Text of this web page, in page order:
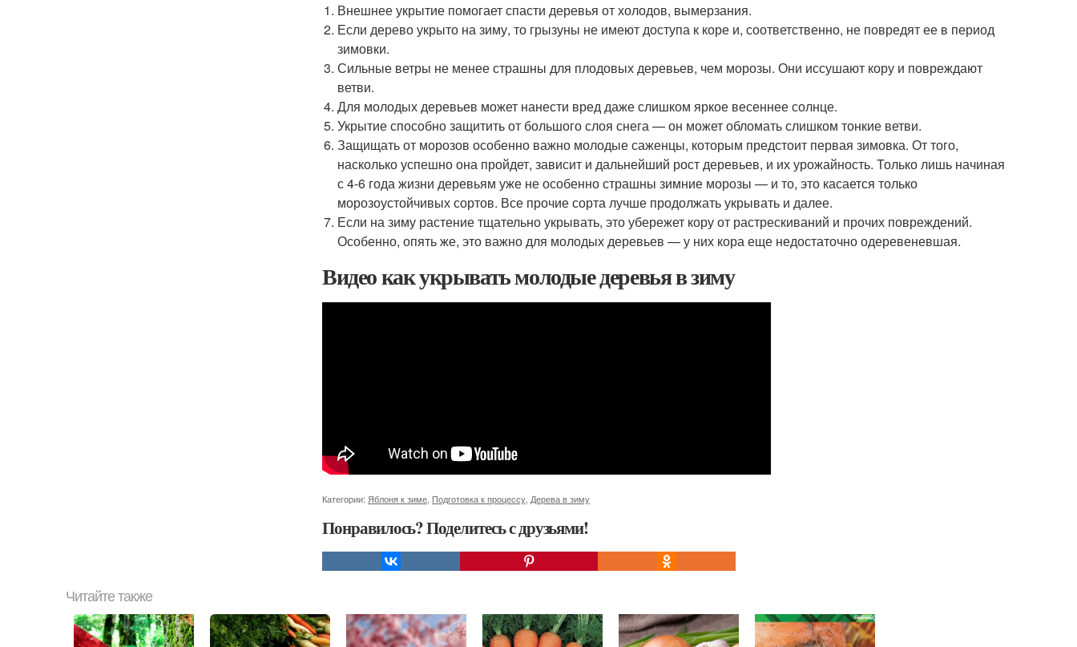
Внешнее укрытие помогает спасти деревья от холодов, вымерзания.
Если дерево укрыто на зиму, то грызуны не имеют доступа к коре и, соответственно, не повредят ее в период
зимовки.
Сильные ветры не менее страшны для плодовых деревьев, чем морозы. Они иссушают кору и повреждают
ветви.
Для молодых деревьев может нанести вред даже слишком яркое весеннее солнце.
Укрытие способно защитить от большого слоя снега — он может обломать слишком тонкие ветви.
Защищать от морозов особенно важно молодые саженцы, которым предстоит первая зимовка. От того,
насколько успешно она пройдет, зависит и дальнейший рост деревьев, и их урожайность. Только лишь начиная
с 4-6 года жизни деревьям уже не особенно страшны зимние морозы — и то, это касается только
морозоустойчивых сортов. Все прочие сорта лучше продолжать укрывать и далее.
Если на зиму растение тщательно укрывать, это убережет кору от растрескиваний и прочих повреждений.
Особенно, опять же, это важно для молодых деревьев — у них кора еще недостаточно одеревеневшая.
Видео как укрывать молодые деревья в зиму
Категории: Яблоня к зиме Подготовка к процессу Дерева в зиму
Понравилось? Поделитесь с друзьями!
Читайте также